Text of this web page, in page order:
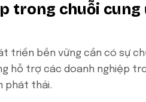
trong chuỗi cung
triển bền vững cần có sự
hỗ trợ các doanh nghiệp
phát thải.